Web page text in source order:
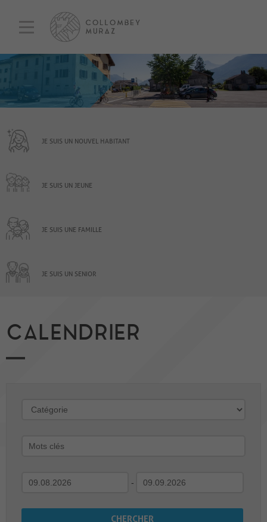
JE SUIS UN NOUVEL HABITANT
JE SUIS UN JEUNE
JE SUIS UNE FAMILLE
JE SUIS UN SENIOR
CALENDRIER
-